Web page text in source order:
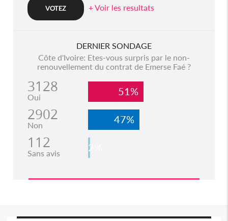
+ Voir les resultats
DERNIER SONDAGE
Côte d'Ivoire: Etes-vous surpris par le non-
renouvellement du contrat de Emerse Faé ?
3128
Oui 51%
2902
Non 47%
112
Sans avis 2%